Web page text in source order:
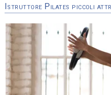
Istruttore Pilates piccoli